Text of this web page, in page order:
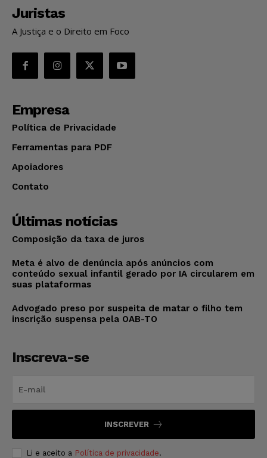
Juristas
A Justiça e o Direito em Foco
Empresa
Política de Privacidade
Ferramentas para PDF
Apoiadores
Contato
Últimas notícias
Composição da taxa de juros
Meta é alvo de denúncia após anúncios com
conteúdo sexual infantil gerado por IA circularem em
suas plataformas
Advogado preso por suspeita de matar o filho tem
inscrição suspensa pela OAB-TO
Inscreva-se
INSCREVER
Li e aceito a Política de privacidade.